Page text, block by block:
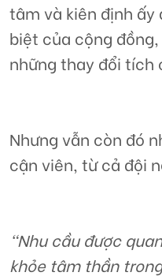
tâm và kiên định ấy
biệt của cộng
những thay đổi tích
Nhưng vẫn còn đó
cận viên, từ cả đội
“Nhu cầu được
khỏe tâm thần